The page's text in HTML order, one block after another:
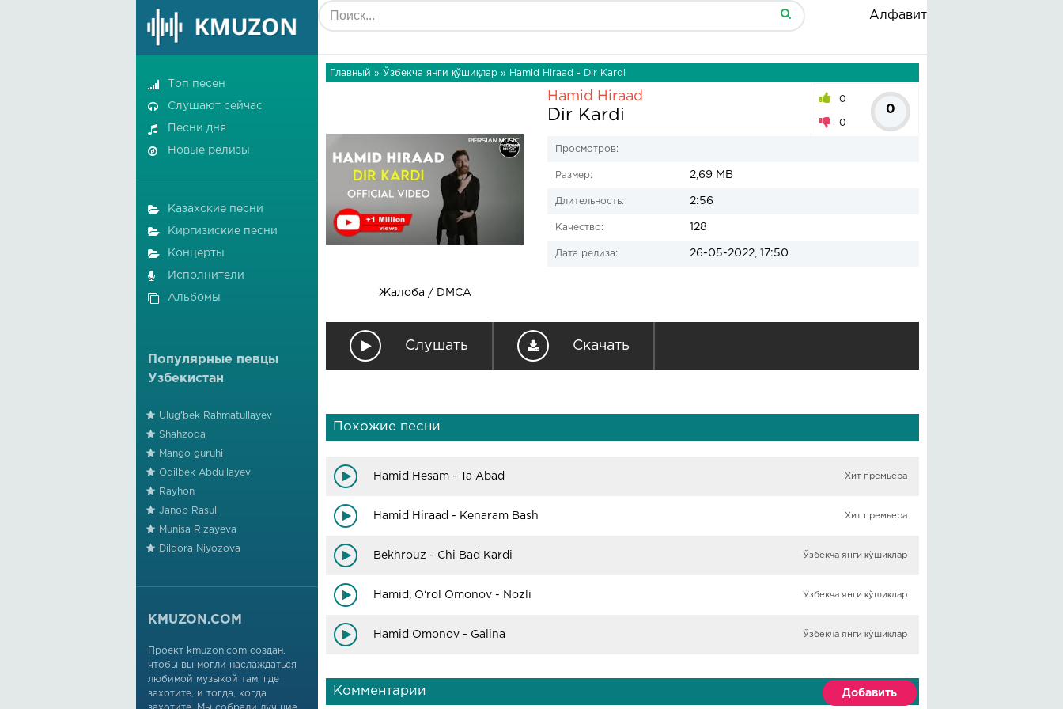
Алфавит
Главный » Ўзбекча янги қўшиқлар » Hamid Hiraad - Dir Kardi
Жалоба / DMCA
Hamid Hiraad
Dir Kardi
0
0
0
Просмотров:
Размер: 2,69 MB
Длительность: 2:56
Качество: 128
Дата релиза: 26-05-2022, 17:50
Слушать Скачать
Похожие песни
Hamid Hesam - Ta Abad Хит премьера
Hamid Hiraad - Kenaram Bash Хит премьера
Bekhrouz - Chi Bad Kardi Ўзбекча янги қўшиқлар
Hamid, O‘rol Omonov - Nozli Ўзбекча янги қўшиқлар
Hamid Omonov - Galina Ўзбекча янги қўшиқлар
Комментарии Добавить
Топ песен
Слушают сейчас
Песни дня
Новые релизы
Казахские песни
Киргизиские песни
Концерты
Исполнители
Альбомы
Популярные певцы
Узбекистан
Ulug'bek Rahmatullayev
Shahzoda
Mango guruhi
Odilbek Abdullayev
Rayhon
Janob Rasul
Munisa Rizayeva
Dildora Niyozova
KMUZON.COM
Проект kmuzon.com создан,
чтобы вы могли наслаждаться
любимой музыкой там, где
захотите, и тогда, когда